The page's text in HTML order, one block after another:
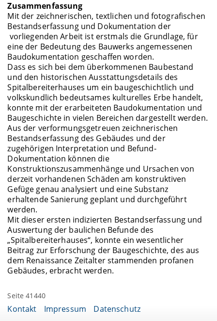
Zusammenfassung
Mit der zeichnerischen, textlichen und fotografischen
Bestandserfassung und Dokumentation der
vorliegenden Arbeit ist erstmals die Grundlage, für
eine der Bedeutung des Bauwerks angemessenen
Baudokumentation geschaffen worden.
Dass es sich bei dem überkommenen Baubestand
und den historischen Ausstattungsdetails des
Spitalbereiterhauses um ein baugeschichtlich und
volkskundlich bedeutsames kulturelles Erbe handelt,
konnte mit der erarbeiteten Baudokumentation und
Baugeschichte in vielen Bereichen dargestellt werden.
Aus der verformungsgetreuen zeichnerischen
Bestandserfassung des Gebäudes und der
zugehörigen Interpretation und Befund-
Dokumentation können die
Konstruktionszusammenhänge und Ursachen von
derzeit vorhandenen Schäden am konstruktiven
Gefüge genau analysiert und eine Substanz
erhaltende Sanierung geplant und durchgeführt
werden.
Mit dieser ersten indizierten Bestandserfassung und
Auswertung der baulichen Befunde des
„Spitalbereiterhauses“, konnte ein wesentlicher
Beitrag zur Erforschung der Baugeschichte, des aus
dem Renaissance Zeitalter stammenden profanen
Gebäudes, erbracht werden.
Seite 41440
Kontakt Impressum Datenschutz